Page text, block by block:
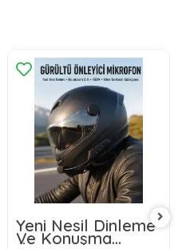
Yeni Nesil Dinleme
Ve Konuşma